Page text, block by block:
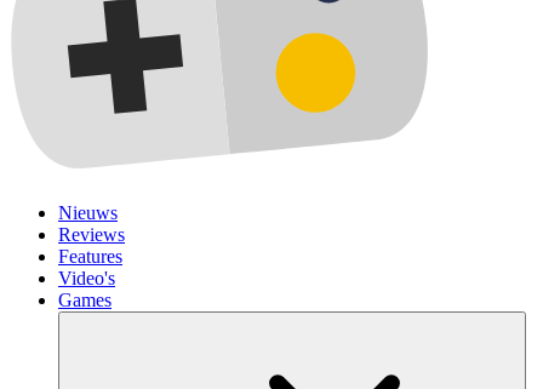
Nieuws
Reviews
Features
Video's
Games